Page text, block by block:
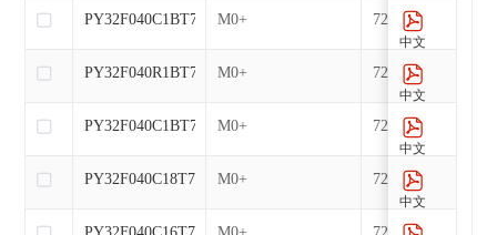
M0+ 72
M0+ 72
M0+ 72
M0+ 72
PY32F040C1BT7
PY32F040R1BT7-E
PY32F040C1BT7-E
PY32F040C18T7-E
中文
中文
中文
中文